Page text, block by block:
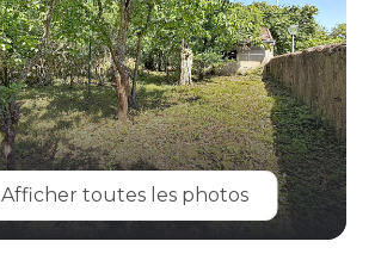
Afficher toutes les photos